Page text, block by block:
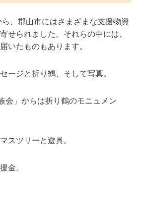
、郡山市にはさまざまな支援物資
せられました。それらの中には、
いたものもあります。
ージと折り鶴、そして写真。
会」からは折り鶴のモニュメン
スツリーと遊具。
金。